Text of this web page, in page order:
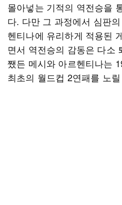
몰아넣는 기적의 역전승을
다. 다만 그 과정에서 심판
헨티나에 유리하게 적용된
면서 역전승의 감동은 다소
쨌든 메시와 아르헨티나는
최초의 월드컵 2연패를 노